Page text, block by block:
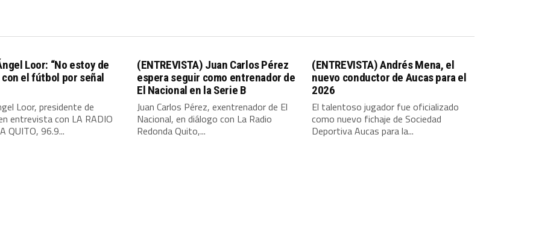
Loor: “No estoy de
el fútbol por señal
Loor, presidente de
entrevista con LA RADIO
QUITO, 96.9...
(ENTREVISTA) Juan Carlos Pérez
espera seguir como entrenador de
El Nacional en la Serie B
Juan Carlos Pérez, exentrenador de El
Nacional, en diálogo con La Radio
Redonda Quito,...
(ENTREVISTA) Andrés Mena, el
nuevo conductor de Aucas para el
2026
El talentoso jugador fue oficializado
como nuevo fichaje de Sociedad
Deportiva Aucas para la...